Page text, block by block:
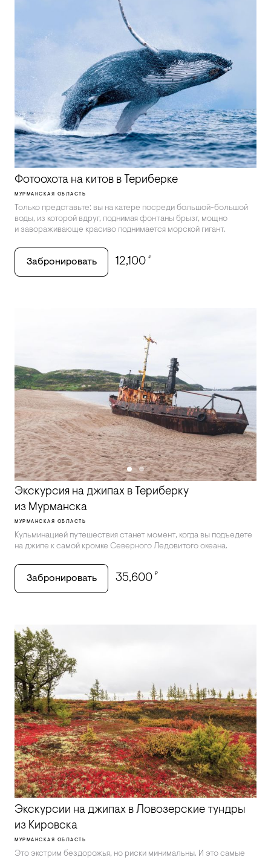
Фотоохота на китов в Териберке
МУРМАНСКАЯ ОБЛАСТЬ
Только представьте: вы на катере посреди большой-большой
воды, из которой вдруг, поднимая фонтаны брызг, мощно
и завораживающе красиво поднимается морской гигант.
Забронировать 12,100 ₽
Экскурсия на джипах в Териберку
из Мурманска
МУРМАНСКАЯ ОБЛАСТЬ
Кульминацией путешествия станет момент, когда вы подъедете
на джипе к самой кромке Северного Ледовитого океана.
Забронировать 35,600 ₽
Экскурсии на джипах в Ловозерские тундры
из Кировска
МУРМАНСКАЯ ОБЛАСТЬ
Это экстрим бездорожья, но риски минимальны. И это самые